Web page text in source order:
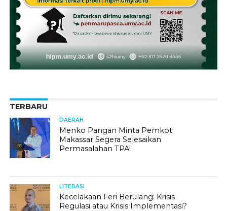
TERBARU
DAERAH
Menko Pangan Minta Pemkot
Makassar Segera Selesaikan
Permasalahan TPA!
LITERASI
Kecelakaan Feri Berulang: Krisis
Regulasi atau Krisis Implementasi?